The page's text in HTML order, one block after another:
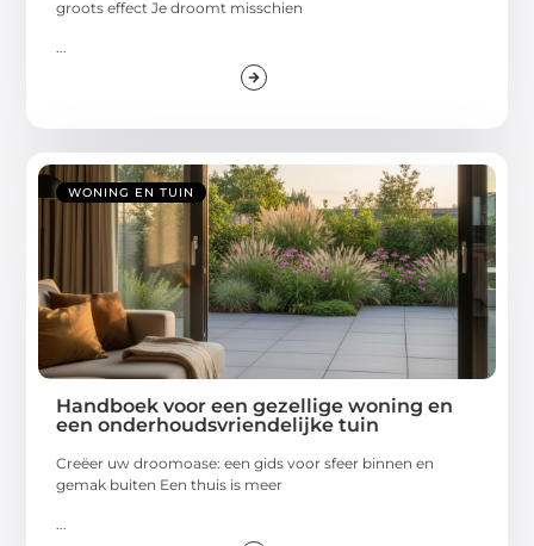
groots effect Je droomt misschien
WONING EN TUIN
Handboek voor een gezellige woning en
een onderhoudsvriendelijke tuin
Creëer uw droomoase: een gids voor sfeer binnen en
gemak buiten Een thuis is meer